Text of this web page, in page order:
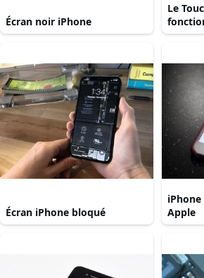
Écran noir iPhone
Le
Écran iPhone bloqué
Apple